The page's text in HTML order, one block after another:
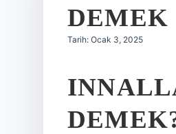
DEMEK
Tarih: Ocak 3, 2025